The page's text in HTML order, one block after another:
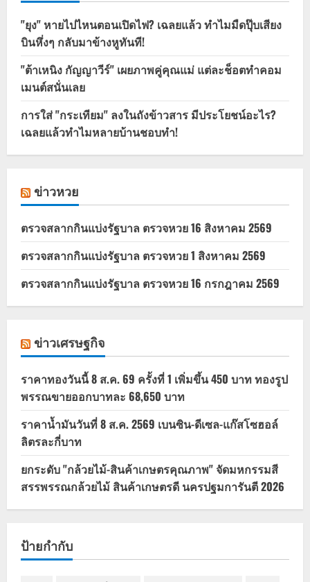
"ยุง" หายไปไหนตอนเปิดไฟ? เฉลยแล้ว ทำไมมืดปุ๊บเสียง
บินหึ่งๆ กลับมาข้างหูทันที!
"ต้าเหนิง กัญญาวีร์" เผยภาพคู่คุณแม่ แต่ละช็อตทำคอม
เมนต์สนั่นเลย
การใส่ "กระเทียม" ลงในถังข้าวสาร มีประโยชน์อะไร?
เฉลยแล้วทำไมหลายบ้านชอบทำ!
ข่าวหวย
ตรวจสลากกินแบ่งรัฐบาล ตรวจหวย 16 สิงหาคม 2569
ตรวจสลากกินแบ่งรัฐบาล ตรวจหวย 1 สิงหาคม 2569
ตรวจสลากกินแบ่งรัฐบาล ตรวจหวย 16 กรกฎาคม 2569
ข่าวเศรษฐกิจ
ราคาทองวันนี้ 8 ส.ค. 69 ครั้งที่ 1 เพิ่มขึ้น 450 บาท ทองรูป
พรรณขายออกบาทละ 68,650 บาท
ราคาน้ำมันวันที่ 8 ส.ค. 2569 เบนซิน-ดีเซล-แก๊สโซฮอล์
ลิตรละกี่บาท
ยกระดับ "กล้วยไม้-สินค้าเกษตรคุณภาพ" จัดมหกรรมสี
สรรพรรณกล้วยไม้ สินค้าเกษตรดี นครปฐมการันตี 2026
ป้ายกำกับ